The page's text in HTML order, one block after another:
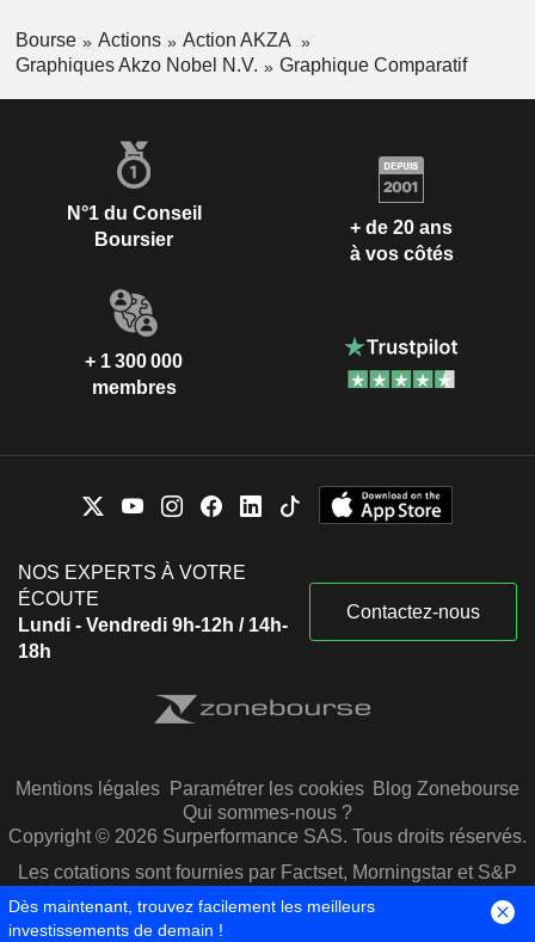
Bourse Actions
Action AKZA
Graphiques Akzo Nobel N.V.
Graphique Comparatif
N°1 du Conseil
Boursier
+ de 20 ans
à vos côtés
+ 1 300 000
membres
NOS EXPERTS À VOTRE
ÉCOUTE
Lundi - Vendredi 9h-12h / 14h-
18h
Contactez-nous
Mentions légales Paramétrer les cookies Blog Zonebourse
Qui sommes-nous ?
Copyright © 2026 Surperformance SAS. Tous droits réservés.
Les cotations sont fournies par Factset, Morningstar et S&P
Capital IQ
Dès maintenant, trouvez facilement les meilleurs
investissements de demain !